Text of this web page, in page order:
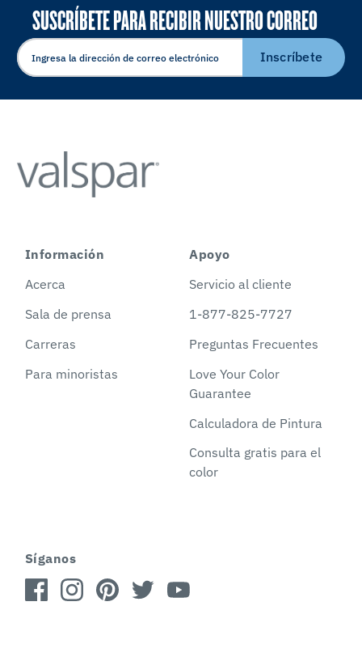
SUSCRÍBETE PARA RECIBIR NUESTRO CORREO
ELECTRÓNICO
Inscríbete
Información
Acerca
Sala de prensa
Carreras
Para minoristas
Apoyo
Servicio al cliente
1-877-825-7727
Preguntas Frecuentes
Love Your Color
Guarantee
Calculadora de Pintura
Consulta gratis para el
color
Síganos